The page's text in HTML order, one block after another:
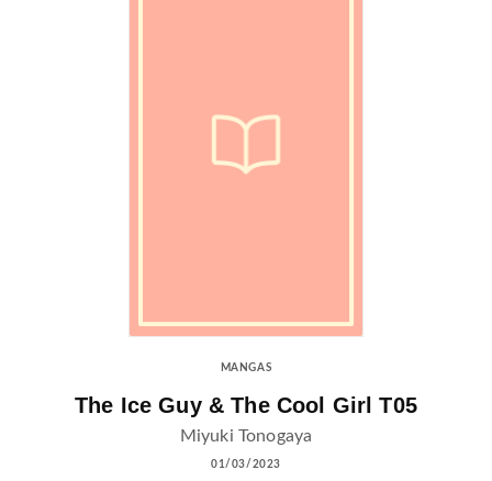
MANGAS
The Ice Guy & The Cool Girl T05
Miyuki Tonogaya
01/03/2023